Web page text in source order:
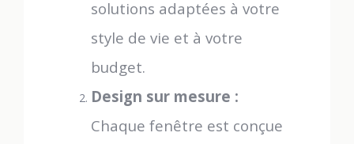
solutions adaptées à votre
style de vie et à votre
budget.
Design sur mesure :
Chaque fenêtre est conçue